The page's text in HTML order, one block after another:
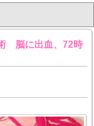
脳に出血、72時